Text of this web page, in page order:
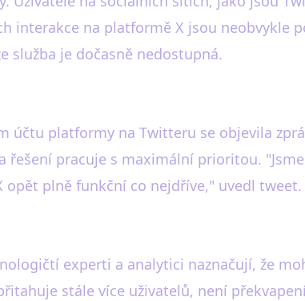
interakce na platformě X jsou neobvykle
služba je dočasně nedostupná.
účtu platformy na Twitteru se objevila
pracuje s maximální prioritou.
opět plně funkční co nejdříve," uvedl tweet.
experti a analytici naznačují, že
stále více uživatelů, není